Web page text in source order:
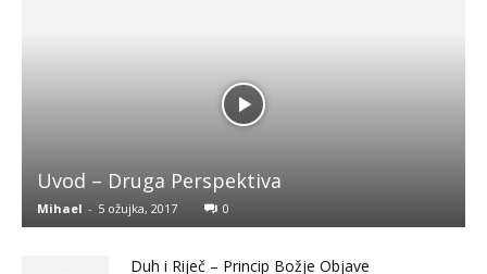
Uvod – Druga Perspektiva
Mihael - 5 ožujka, 2017 0
Duh i Riječ – Princip Božje Objave